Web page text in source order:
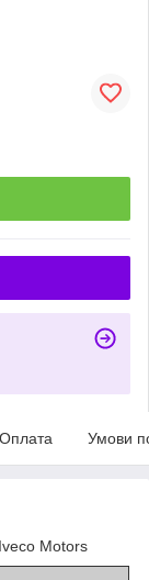
Оплата Умови
Motors